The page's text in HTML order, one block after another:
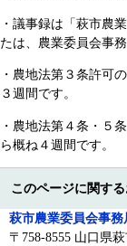
・議事録は「萩市農
たは、農業委員会事
・農地法第３条許可
３週間です。
・農地法第４条・５
ら概ね４週間です。
このページに関す
萩市農業委員会事務
〒758-8555 山口県